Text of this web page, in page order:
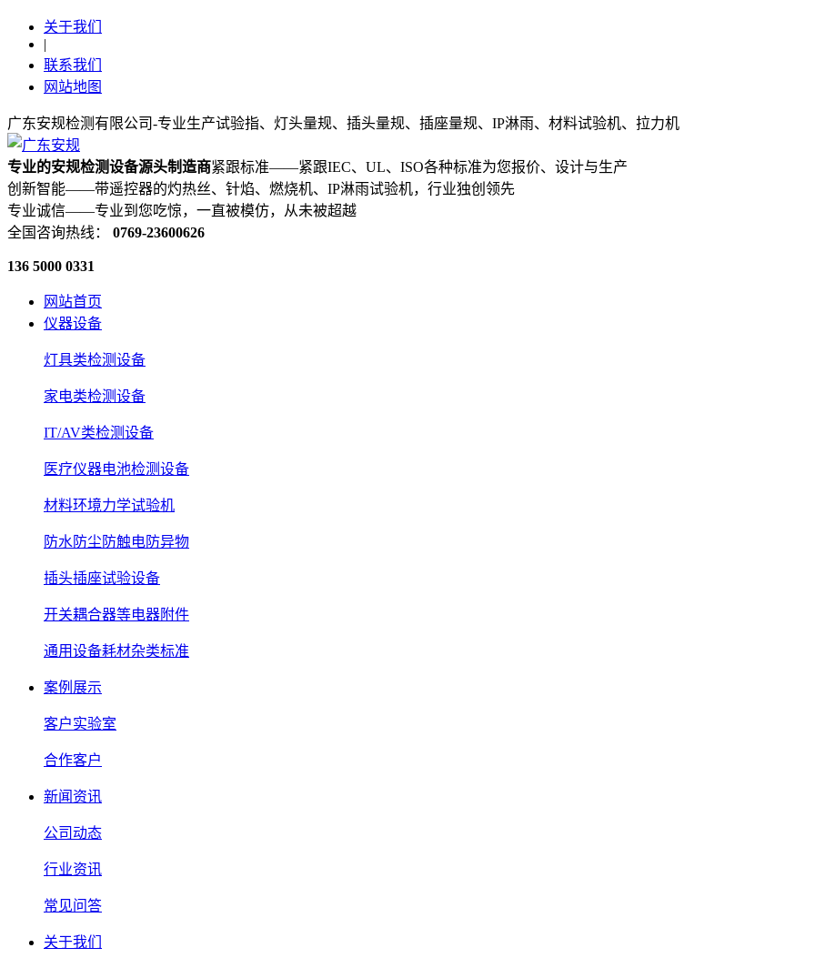
关于我们
|
联系我们
网站地图
广东安规检测有限公司-专业生产试验指、灯头量规、插头量规、插座量规、IP淋雨、材料试验机、拉力机
专业的安规检测设备源头制造商紧跟标准——紧跟IEC、UL、ISO各种标准为您报价、设计与生产
创新智能——带遥控器的灼热丝、针焰、燃烧机、IP淋雨试验机，行业独创领先
专业诚信——专业到您吃惊，一直被模仿，从未被超越
全国咨询热线： 0769-23600626
136 5000 0331
网站首页
仪器设备
灯具类检测设备
家电类检测设备
IT/AV类检测设备
医疗仪器电池检测设备
材料环境力学试验机
防水防尘防触电防异物
插头插座试验设备
开关耦合器等电器附件
通用设备耗材杂类标准
案例展示
客户实验室
合作客户
新闻资讯
公司动态
行业资讯
常见问答
关于我们